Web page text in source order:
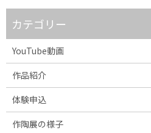
カテゴリー
YouTube動画
作品紹介
体験申込
作陶展の様子